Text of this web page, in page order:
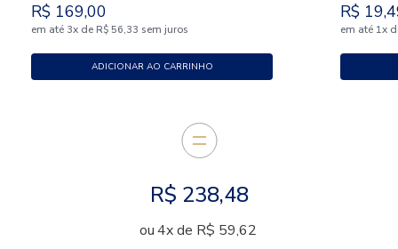
R$ 169,00
em até 3x de R$ 56,33 sem juros
ADICIONAR AO CARRINHO
R$ 19,
em até 1x
R$ 238,48
4xde R$ 59,62